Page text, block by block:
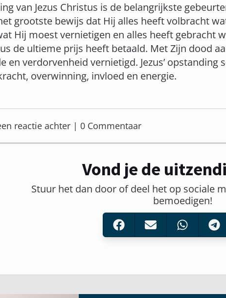
van Jezus Christus is de belangrijkste
grootste bewijs dat Hij alles heeft volbracht
Hij moest vernietigen en alles heeft gebracht
de ultieme prijs heeft betaald. Met Zijn dood
en verdorvenheid vernietigd. Jezus’
overwinning, invloed en energie.
reactie achter | 0 Commentaar
Vond je de
Stuur het dan door of deel het op sociale
bemoedigen!